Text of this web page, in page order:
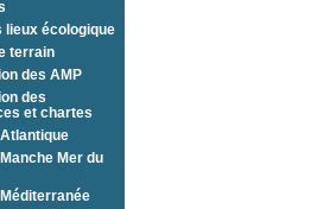
lieux écologique
terrain
des AMP
des
et chartes
Mer du